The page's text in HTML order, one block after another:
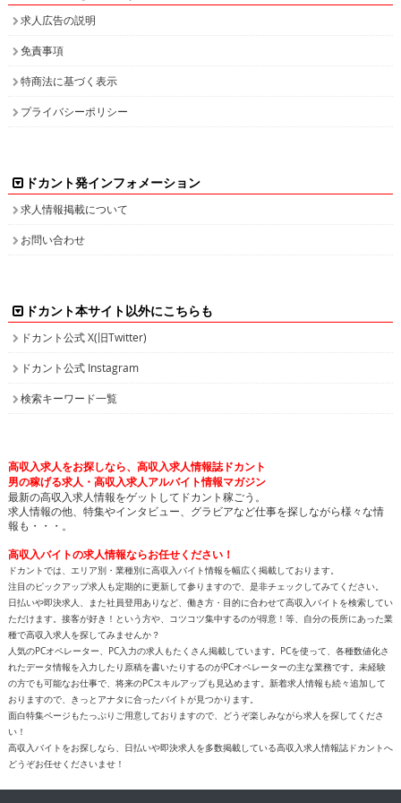
求人広告の説明
免責事項
特商法に基づく表示
プライバシーポリシー
ドカント発インフォメーション
求人情報掲載について
お問い合わせ
ドカント本サイト以外にこちらも
ドカント公式 X(旧Twitter)
ドカント公式 Instagram
検索キーワード一覧
高収入求人をお探しなら、高収入求人情報誌ドカント
男の稼げる求人・高収入求人アルバイト情報マガジン
最新の高収入求人情報をゲットしてドカント稼ごう。
求人情報の他、特集やインタビュー、グラビアなど仕事を探しながら様々な情
報も・・・。
高収入バイトの求人情報ならお任せください！
ドカントでは、エリア別・業種別に高収入バイト情報を幅広く掲載しております。
注目のピックアップ求人も定期的に更新して参りますので、是非チェックしてみてください。
日払いや即決求人、また社員登用ありなど、働き方・目的に合わせて高収入バイトを検索してい
ただけます。接客が好き！という方や、コツコツ集中するのが得意！等、自分の長所にあった業
種で高収入求人を探してみませんか？
人気のPCオペレーター、PC入力の求人もたくさん掲載しています。PCを使って、各種数値化さ
れたデータ情報を入力したり原稿を書いたりするのがPCオペレーターの主な業務です。未経験
の方でも可能なお仕事で、将来のPCスキルアップも見込めます。新着求人情報も続々追加して
おりますので、きっとアナタに合ったバイトが見つかります。
面白特集ページもたっぷりご用意しておりますので、どうぞ楽しみながら求人を探してくださ
い！
高収入バイトをお探しなら、日払いや即決求人を多数掲載している高収入求人情報誌ドカントへ
どうぞお任せくださいませ！